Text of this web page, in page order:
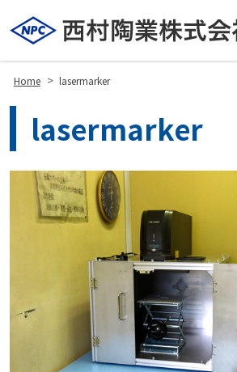
Home > lasermarker
lasermarker
Site
Footer